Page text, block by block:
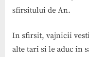
sfirsitului de An.
In sfirsit, vajnicii
alte tari si le aduc in